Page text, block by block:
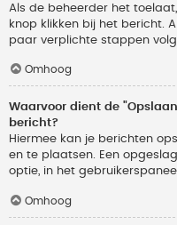
Als de beheerder het
knop klikken bij het bericht.
paar verplichte stappen
Omhoog
Waarvoor dient de
bericht?
Hiermee kan je berichten
en te plaatsen. Een
optie, in het
Omhoog